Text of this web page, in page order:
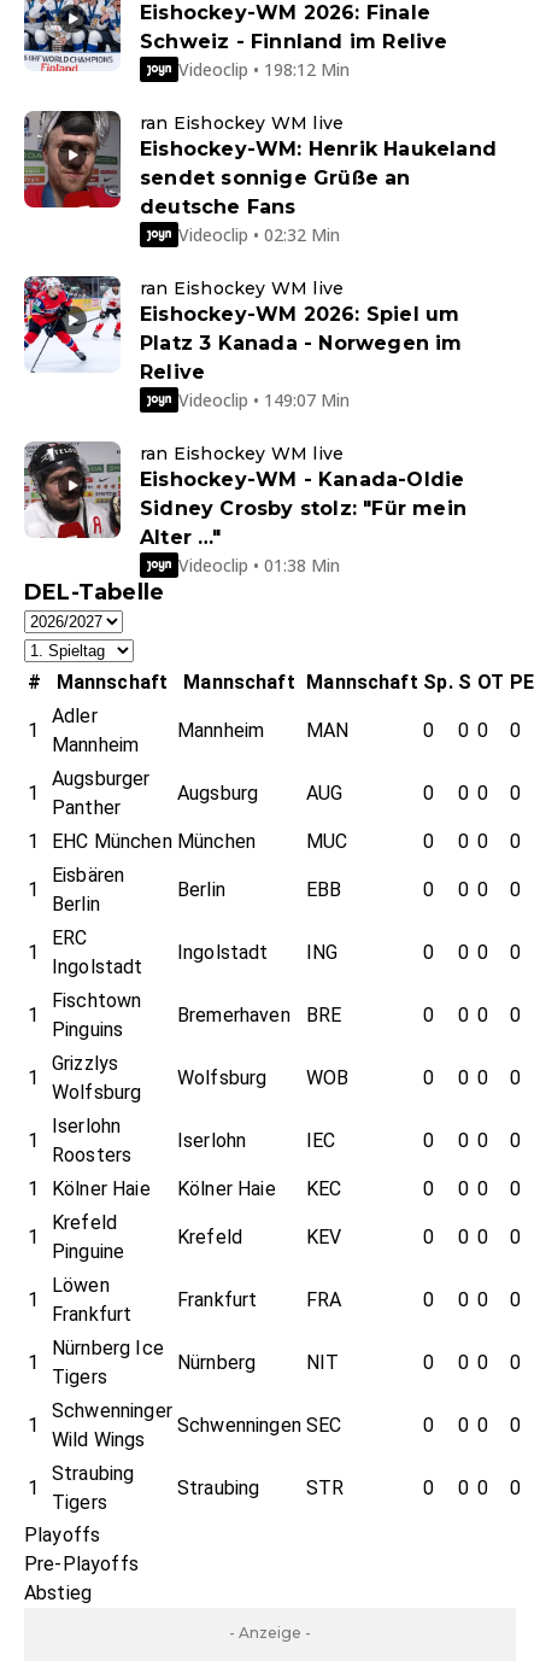
Eishockey-WM 2026: Finale
Schweiz - Finnland im Relive
Videoclip • 198:12 Min
ran Eishockey WM live
Eishockey-WM: Henrik Haukeland
sendet sonnige Grüße an
deutsche Fans
Videoclip • 02:32 Min
ran Eishockey WM live
Eishockey-WM 2026: Spiel um
Platz 3 Kanada - Norwegen im
Relive
Videoclip • 149:07 Min
ran Eishockey WM live
Eishockey-WM - Kanada-Oldie
Sidney Crosby stolz: "Für mein
Alter …"
Videoclip • 01:38 Min
DEL-Tabelle
# Mannschaft Mannschaft Mannschaft Sp. S OT PE
1
Adler
Mannheim
Mannheim MAN 0 0 0 0
1
Augsburger
Panther
Augsburg AUG 0 0 0 0
1 EHC München München MUC 0 0 0 0
1
Eisbären
Berlin
Berlin EBB 0 0 0 0
1
ERC
Ingolstadt
Ingolstadt ING 0 0 0 0
1
Fischtown
Pinguins
Bremerhaven BRE 0 0 0 0
1
Grizzlys
Wolfsburg
Wolfsburg WOB 0 0 0 0
1
Iserlohn
Roosters
Iserlohn IEC 0 0 0 0
1 Kölner Haie Kölner Haie KEC 0 0 0 0
1
Krefeld
Pinguine
Krefeld KEV 0 0 0 0
1
Löwen
Frankfurt
Frankfurt FRA 0 0 0 0
1
Nürnberg Ice
Tigers
Nürnberg NIT 0 0 0 0
1
Schwenninger
Wild Wings
Schwenningen SEC 0 0 0 0
1
Straubing
Tigers
Straubing STR 0 0 0 0
Playoffs
Pre-Playoffs
Abstieg
- Anzeige -